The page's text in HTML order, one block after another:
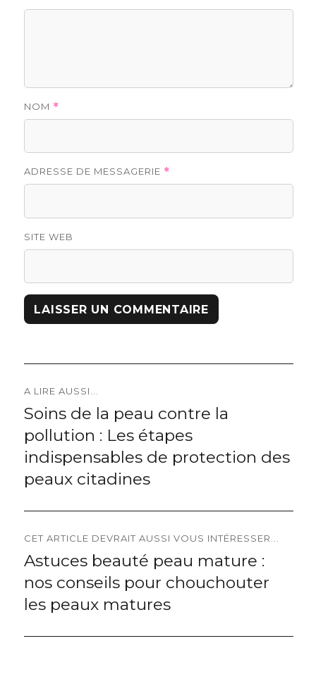
NOM *
ADRESSE DE MESSAGERIE *
SITE WEB
Navigation
de
l’article
A LIRE AUSSI...
Previous
post:
Soins de la peau contre la
pollution : Les étapes
indispensables de protection des
peaux citadines
CET ARTICLE DEVRAIT AUSSI VOUS INTÉRESSER...
Next
post:
Astuces beauté peau mature :
nos conseils pour chouchouter
les peaux matures